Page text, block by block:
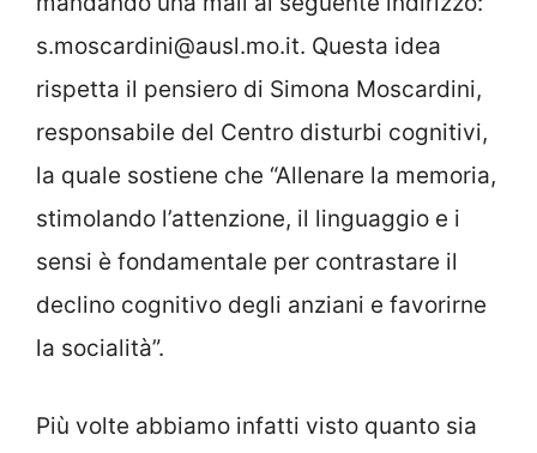
s.moscardini@ausl.mo.it. Questa idea
rispetta il pensiero di Simona Moscardini,
responsabile del Centro disturbi cognitivi,
la quale sostiene che “Allenare la memoria,
stimolando l’attenzione, il linguaggio e i
sensi è fondamentale per contrastare il
declino cognitivo degli anziani e favorirne
la socialità”.
Più volte abbiamo infatti visto quanto sia